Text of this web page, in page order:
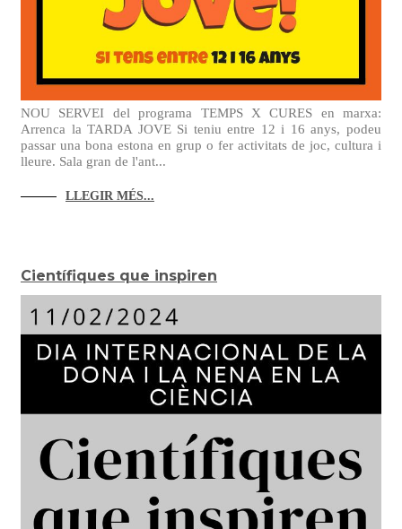
NOU SERVEI del programa TEMPS X CURES en marxa:
Arrenca la TARDA JOVE Si teniu entre 12 i 16 anys, podeu
passar una bona estona en grup o fer activitats de joc, cultura i
lleure. Sala gran de l'ant...
LLEGIR MÉS...
Científiques que inspiren